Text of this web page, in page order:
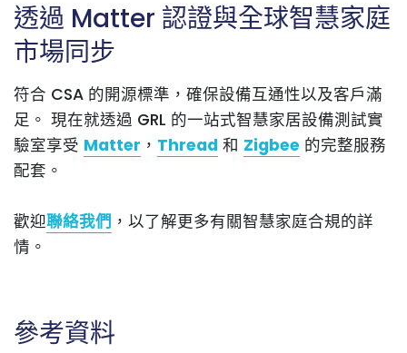
透過 Matter 認證與全球智慧家庭
市場同步
符合 CSA 的開源標準，確保設備互通性以及客戶滿
足。 現在就透過 GRL 的一站式智慧家居設備測試實
驗室享受 Matter ， Thread 和 Zigbee 的完整服務
配套。
歡迎聯絡我們 ，以了解更多有關智慧家庭合規的詳
情。
參考資料